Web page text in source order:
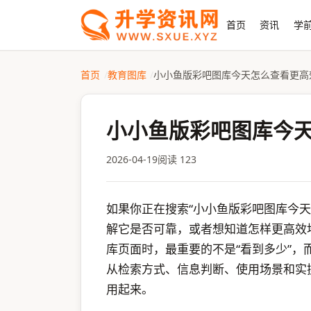
首页 资讯 学
首页 教育图库 小小鱼版彩吧图库今天怎么查看更
小小鱼版彩吧图库今
2026-04-19阅读 123
如果你正在搜索“小小鱼版彩吧图库今
解它是否可靠，或者想知道怎样更高
库页面时，最重要的不是“看到多少”
从检索方式、信息判断、使用场景和
用起来。